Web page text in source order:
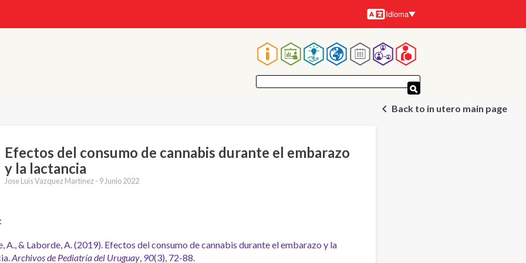
Idiomas
Idioma
Navegación
principal
Back to in utero main page
Efectos del consumo de cannabis durante el embarazo
y la lactancia
Jose Luis Vazquez Martinez - 9 Junio 2022
A., & Laborde, A. (2019). Efectos del consumo de cannabis durante el embarazo y la
Archivos de Pediatría del Uruguay, 90(3), 72-88.